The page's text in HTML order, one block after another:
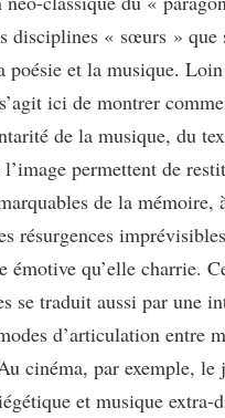
disciplines « sœurs » que
poésie et la musique.
ici de montrer
de la musique, du
l’image permettent de
de la mémoire,
résurgences
émotive qu’elle charrie.
se traduit aussi par une
d’articulation entre
cinéma, par exemple, le
et musique extra-